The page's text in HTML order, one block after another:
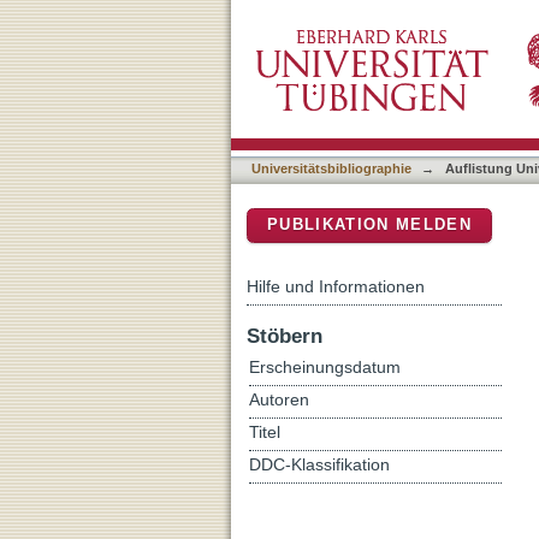
Universitätsbibliographie → Auflistung
PUBLIKATION MELDEN
Hilfe und Informationen
Stöbern
Erscheinungsdatum
Autoren
Titel
DDC-Klassifikation